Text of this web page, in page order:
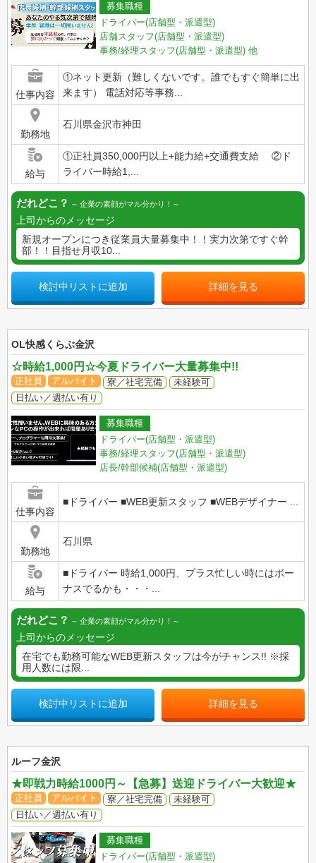
募集職種
ドライバー(店舗型・派遣型)
店舗スタッフ(店舗型・派遣型)
事務/経理スタッフ(店舗型・派遣型) 他
仕事内容
①ネット更新（難しくないです。誰でもすぐ簡単に出
来ます） 電話対応等事務...
勤務地
石川県金沢市神田
給与
①正社員350,000円以上+能力給+交通費支給 ②ド
ライバー時給1,...
だれどこ？ 企業の素顔がマル分かり！
上司からのメッセージ
新規オープンにつき従業員大量募集中！！実力次第ですぐ幹
部！！目指せ月収10...
検討中リストに追加 詳細を見る
OL快感くらぶ金沢
☆時給1,000円☆今夏ドライバー大量募集中!!
正社員 アルバイト 寮／社宅完備
未経験可
日払い／週払い有り
募集職種
ドライバー(店舗型・派遣型)
事務/経理スタッフ(店舗型・派遣型)
店長/幹部候補(店舗型・派遣型)
仕事内容
■ドライバー ■WEB更新スタッフ ■WEBデザイナー ...
勤務地
石川県
給与
■ドライバー 時給1,000円、プラス忙しい時にはボー
ナスでるかも・・・...
だれどこ？ 企業の素顔がマル分かり！
上司からのメッセージ
在宅でも勤務可能なWEB更新スタッフは今がチャンス!! ※採
用人数には限...
検討中リストに追加 詳細を見る
ルーフ金沢
★即戦力時給1000円～【急募】送迎ドライバー大歓迎★
正社員 アルバイト 寮／社宅完備
未経験可
日払い／週払い有り
募集職種
ドライバー(店舗型・派遣型)